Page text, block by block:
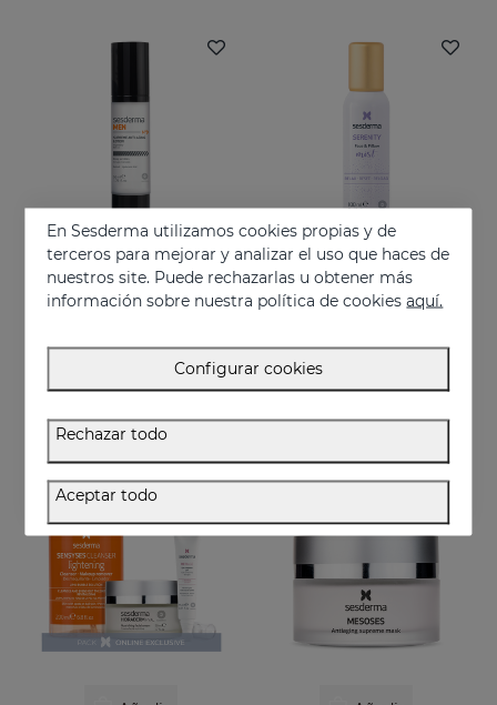
Añadir
La antiedad definitiva para la piel masculina. Con retinol y ácido hialurónico
39.95 €
Añadir
Mist relajante para rostro y almohada
32.95 €
EXCLUSIVO ONLINE
En Sesderma utilizamos cookies propias y de
terceros para mejorar y analizar el uso que haces de
nuestros site. Puede rechazarlas u obtener más
información sobre nuestra política de cookiesaquí.
Configurar cookies
Rechazar todo
Aceptar todo